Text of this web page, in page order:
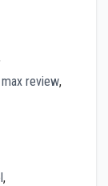
review,
,